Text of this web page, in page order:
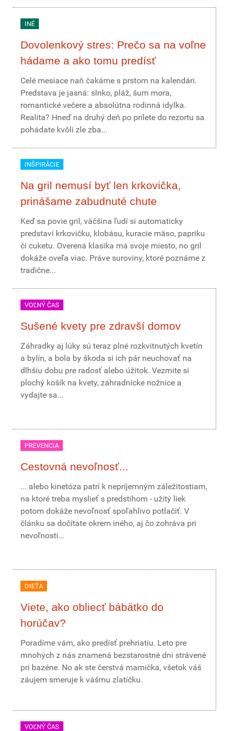
INÉ
Dovolenkový stres: Prečo sa na voľne
hádame a ako tomu predísť
Celé mesiace naň čakáme s prstom na kalendári.
Predstava je jasná: slnko, pláž, šum mora,
romantické večere a absolútna rodinná idylka.
Realita? Hneď na druhý deň po prílete do rezortu sa
pohádate kvôli zle zba...
INŠPIRÁCIE
Na gril nemusí byť len krkovička,
prinášame zabudnuté chute
Keď sa povie gril, väčšina ľudí si automaticky
predstaví krkovičku, klobásu, kuracie mäso, papriku
či cuketu. Overená klasika má svoje miesto, no gril
dokáže oveľa viac. Práve suroviny, ktoré poznáme z
tradične...
VOĽNÝ ČAS
Sušené kvety pre zdravší domov
Záhradky aj lúky sú teraz plné rozkvitnutých kvetín
a bylín, a bola by škoda si ich pár neuchovať na
dlhšiu dobu pre radosť alebo úžitok. Vezmite si
plochý košík na kvety, záhradnícke nožnice a
vydajte sa...
PREVENCIA
Cestovná nevoľnosť...
... alebo kinetóza patrí k nepríjemným záležitostiam,
na ktoré treba myslieť s predstihom - užitý liek
potom dokáže nevoľnosť spoľahlivo potlačiť. V
článku sa dočítate okrem iného, aj čo zohráva pri
nevoľnosti...
DIEŤA
Viete, ako obliecť bábätko do
horúčav?
Poradíme vám, ako predísť prehriatiu. Leto pre
mnohých z nás znamená bezstarostné dni strávené
pri bazéne. No ak ste čerstvá mamička, všetok váš
záujem smeruje k vášmu zlatíčku.
VOĽNÝ ČAS